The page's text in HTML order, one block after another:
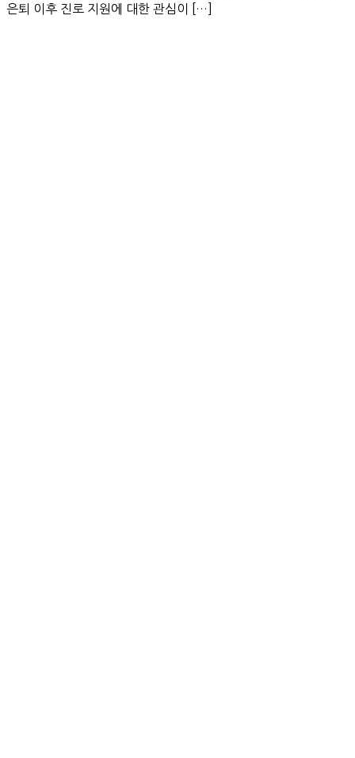
은퇴 이후 진로 지원에 대한 관심이 […]